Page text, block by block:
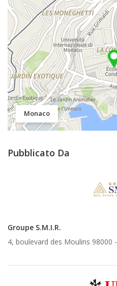
Monaco
Pubblicato Da
Groupe S.M.I.R.
4, boulevard des Moulins 98000 -